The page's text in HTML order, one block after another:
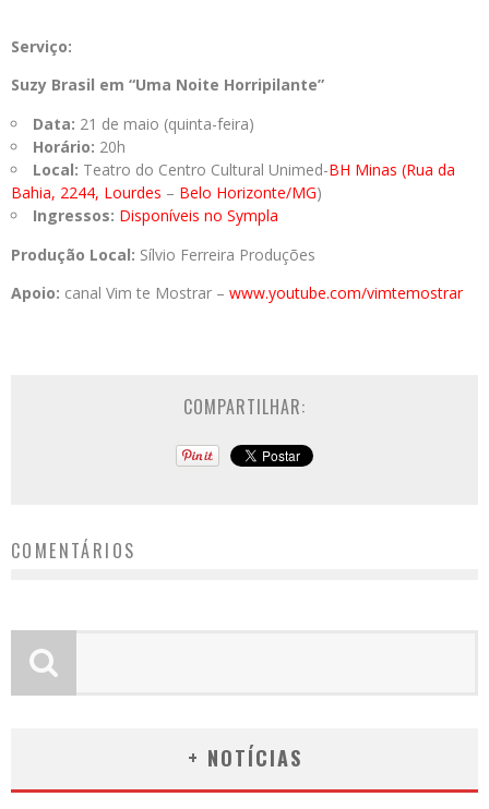
Serviço:
Suzy Brasil em “Uma Noite Horripilante”
Data: 21 de maio (quinta-feira)
Horário: 20h
Local: Teatro do Centro Cultural Unimed-BH Minas (Rua da
Bahia, 2244, Lourdes – Belo Horizonte/MG)
Ingressos: Disponíveis no Sympla
Produção Local: Sílvio Ferreira Produções
Apoio: canal Vim te Mostrar – www.youtube.com/vimtemostrar
COMPARTILHAR:
COMENTÁRIOS
+ NOTÍCIAS